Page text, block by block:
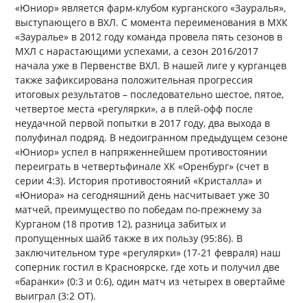
«Юниор» является фарм-клубом курганского «Зауралья»,
выступающего в ВХЛ. С момента переименования в МХК
«Зауралье» в 2012 году команда провела пять сезонов в
МХЛ с нарастающими успехами, а сезон 2016/2017
начала уже в Первенстве ВХЛ. В нашей лиге у курганцев
также зафиксирована положительная прогрессия
итоговых результатов – последовательно шестое, пятое,
четвертое места «регулярки», а в плей-офф после
неудачной первой попытки в 2017 году, два выхода в
полуфинал подряд. В недоигранном предыдущем сезоне
«Юниор» успел в напряженнейшем противостоянии
переиграть в четвертьфинале ХК «Оренбург» (счет в
серии 4:3). История противостояний «Кристалла» и
«Юниора» на сегодняшний день насчитывает уже 30
матчей, преимущество по победам по-прежнему за
Курганом (18 против 12), разница забитых и
пропущенных шайб также в их пользу (95:86). В
заключительном туре «регулярки» (17-21 февраля) наш
соперник гостил в Красноярске, где хоть и получил две
«баранки» (0:3 и 0:6), один матч из четырех в овертайме
выиграл (3:2 ОТ).